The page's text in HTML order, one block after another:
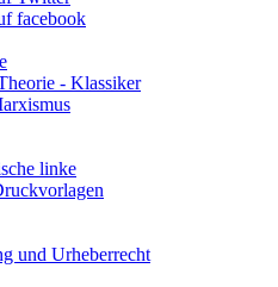
facebook
- Klassiker
linke
und Urheberrecht